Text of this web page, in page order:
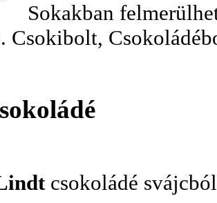
Sokakban
Csokibolt,
csokoládé